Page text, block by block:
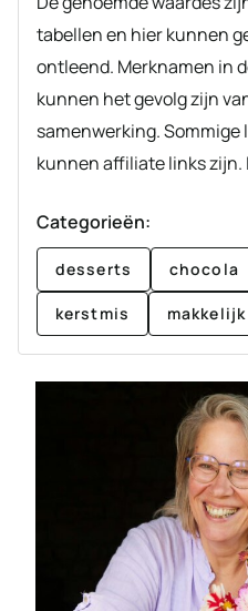
tabellen en hier kunnen
ontleend. Merknamen in
kunnen het gevolg zijn
samenwerking. Sommige
kunnen affiliate links zijn.
Categorieën:
desserts chocola
kerstmis makkelijk